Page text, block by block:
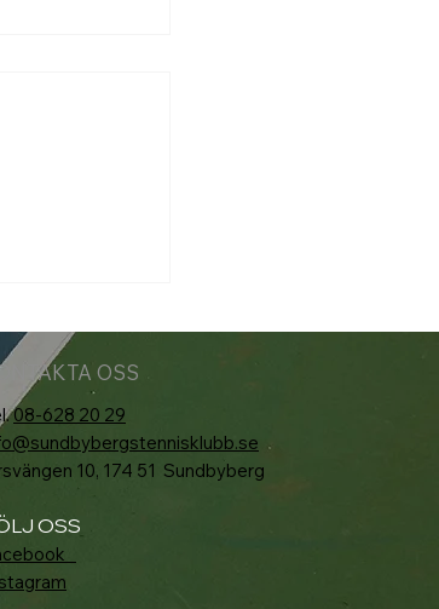
OSS
08-628 20 29
10, 174 51 Sundbyberg
OSS